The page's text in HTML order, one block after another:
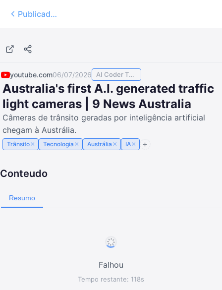
Publicados
youtube.com06/07/2026 AI Coder TODAY
Australia's first A.I. generated traffic
light cameras | 9 News Australia
Câmeras de trânsito geradas por inteligência artificial
chegam à Austrália.
Trânsito× Tecnologia × Austrália × IA×
Conteudo
Resumo
Falhou
Tempo restante: 118s